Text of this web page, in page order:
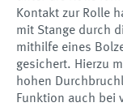
Kontakt zur Rolle
mit Stange durch
mithilfe eines
gesichert. Hierzu
hohen
Funktion auch bei